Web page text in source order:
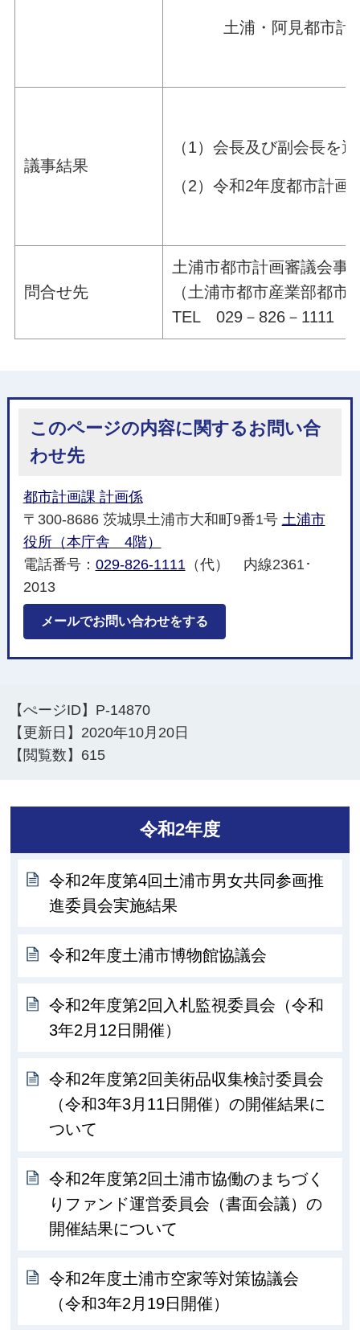
土浦・阿見都市計画
議事結果
（1）会長及び副会長を
（2）令和2年度都市計
問合せ先
土浦市都市計画審議会事
（土浦市都市産業部都市
TEL 029－826－1111
このページの内容に関するお問い合
わせ先
都市計画課 計画係
〒300-8686 茨城県土浦市大和町9番1号 土浦市
役所（本庁舎 4階）
電話番号： 029-826-1111 （代） 内線2361･
2013
メールでお問い合わせをする
【ぺージID】 P-14870
【更新日】 2020年10月20日
【閲覧数】 615
令和2年度
令和2年度第4回土浦市男女共同参画推
進委員会実施結果
令和2年度土浦市博物館協議会
令和2年度第2回入札監視委員会（令和
3年2月12日開催）
令和2年度第2回美術品収集検討委員会
（令和3年3月11日開催）の開催結果に
ついて
令和2年度第2回土浦市協働のまちづく
りファンド運営委員会（書面会議）の
開催結果について
令和2年度土浦市空家等対策協議会
（令和3年2月19日開催）